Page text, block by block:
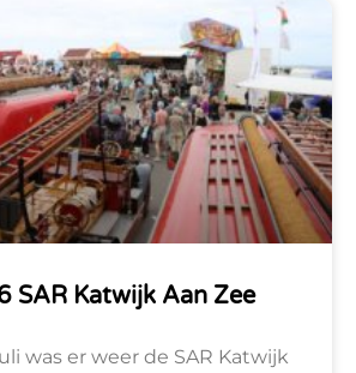
SAR Katwijk Aan Zee
was er weer de SAR Katwijk